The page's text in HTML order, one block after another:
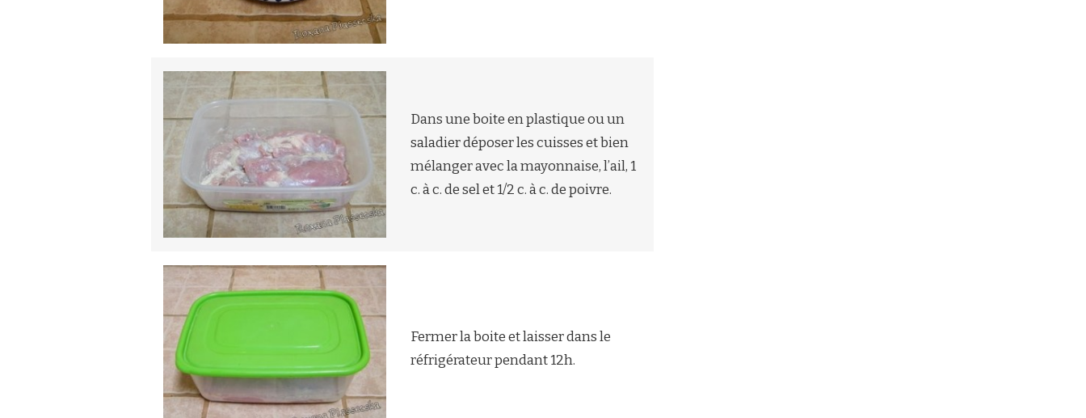
Dans une boite en plastique ou un
saladier déposer les cuisses et bien
mélanger avec la mayonnaise, l’ail, 1
c. à c. de sel et 1/2 c. à c. de poivre.
Fermer la boite et laisser dans le
réfrigérateur pendant 12h.